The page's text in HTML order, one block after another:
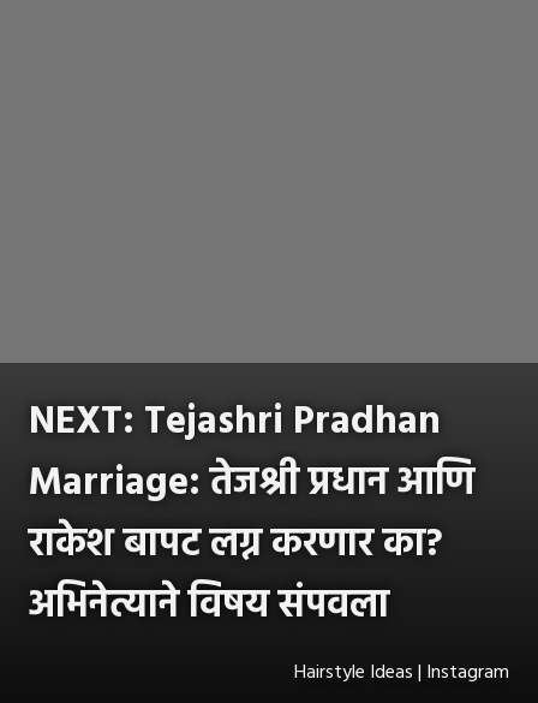
NEXT: Tejashri Pradhan
Marriage: तेजश्री प्रधान आणि
राकेश बापट लग्न करणार का?
अभिनेत्याने विषय संपवला
Hairstyle Ideas | Instagram